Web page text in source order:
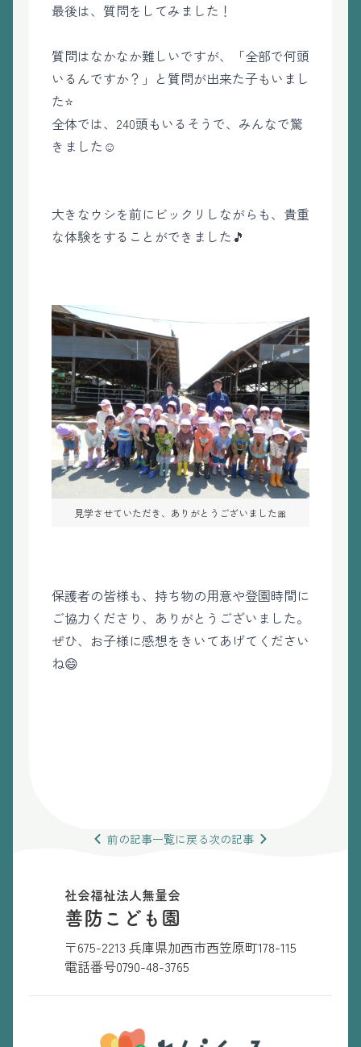
最後は、質問をしてみました！
質問はなかなか難しいですが、「全部で何頭
いるんですか？」と質問が出来た子もいまし
た⭐
全体では、240頭もいるそうで、みんなで驚
きました☺️
大きなウシを前にビックリしながらも、貴重
な体験をすることができました🎵
見学させていただき、ありがとうございました🎀
保護者の皆様も、持ち物の用意や登園時間に
ご協力くださり、ありがとうございました。
ぜひ、お子様に感想をきいてあげてください
ね😄
前の記事一覧に戻る次の記事
社会福祉法人無量会
善防こども園
〒675-2213 兵庫県加西市西笠原町178-115
電話番号0790-48-3765